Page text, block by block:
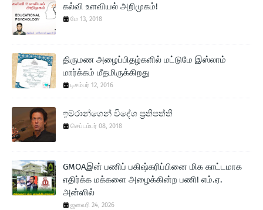
கல்வி உளவியல் அறிமுகம்!
மே 13, 2018
திருமண அழைப்பிதழ்களில் மட்டுமே இஸ்லாம்
மார்க்கம் மீதமிருக்கிறது
டிசம்பர் 12, 2016
ඉම්රාන්ගෙන් විදේශ ප‍්‍රතිපත්ති
செப்டம்பர் 08, 2018
GMOAஇன் பணிப் பகிஷ்கரிப்பினை மிக காட்டமாக
எதிர்க்க மக்களை அழைக்கின்ற பணி! எம்.ஏ.
அன்ஸில்
ஜனவரி 24, 2026